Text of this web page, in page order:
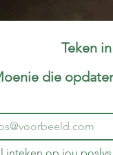
Teken
die
inteken op jou poslys.